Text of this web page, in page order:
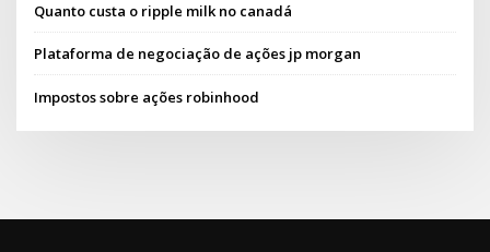
Quanto custa o ripple milk no canadá
Plataforma de negociação de ações jp morgan
Impostos sobre ações robinhood